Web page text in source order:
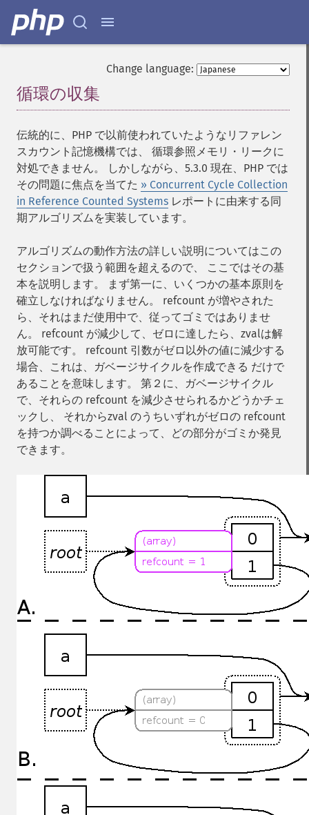
Change language:
循環の収集
伝統的に、PHP で以前使われていたようなリファレン
スカウント記憶機構では、 循環参照メモリ・リークに
対処できません。 しかしながら、5.3.0 現在、PHP では
その問題に焦点を当てた » Concurrent Cycle Collection
in Reference Counted Systems レポートに由来する同
期アルゴリズムを実装しています。
アルゴリズムの動作方法の詳しい説明についてはこの
セクションで扱う範囲を超えるので、 ここではその基
本を説明します。 まず第一に、いくつかの基本原則を
確立しなければなりません。 refcount が増やされた
ら、それはまだ使用中で、従ってゴミではありませ
ん。 refcount が減少して、ゼロに達したら、zvalは解
放可能です。 refcount 引数がゼロ以外の値に減少する
場合、これは、ガベージサイクルを作成できる だけで
あることを意味します。 第２に、ガベージサイクル
で、それらの refcount を減少させられるかどうかチェ
ックし、 それからzval のうちいずれがゼロの refcount
を持つか調べることによって、どの部分がゴミか発見
できます。